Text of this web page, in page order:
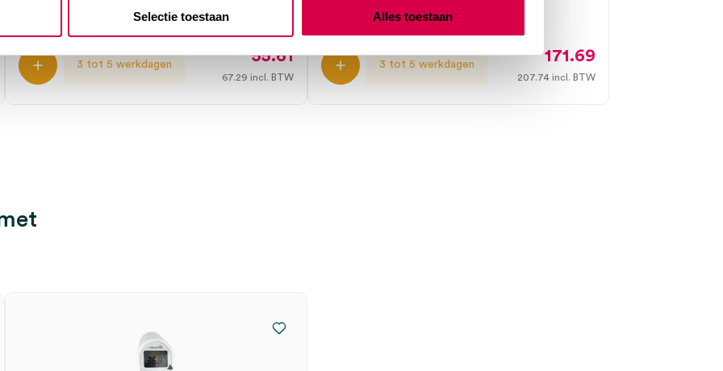
Selectie toestaan Alles toestaan
3 tot 5 werkdagen 55.61
67.29 incl. BTW
1 stuk, DELTAone, onsteriel
3 tot 5 werkdagen 171.69
207.74incl. BTW